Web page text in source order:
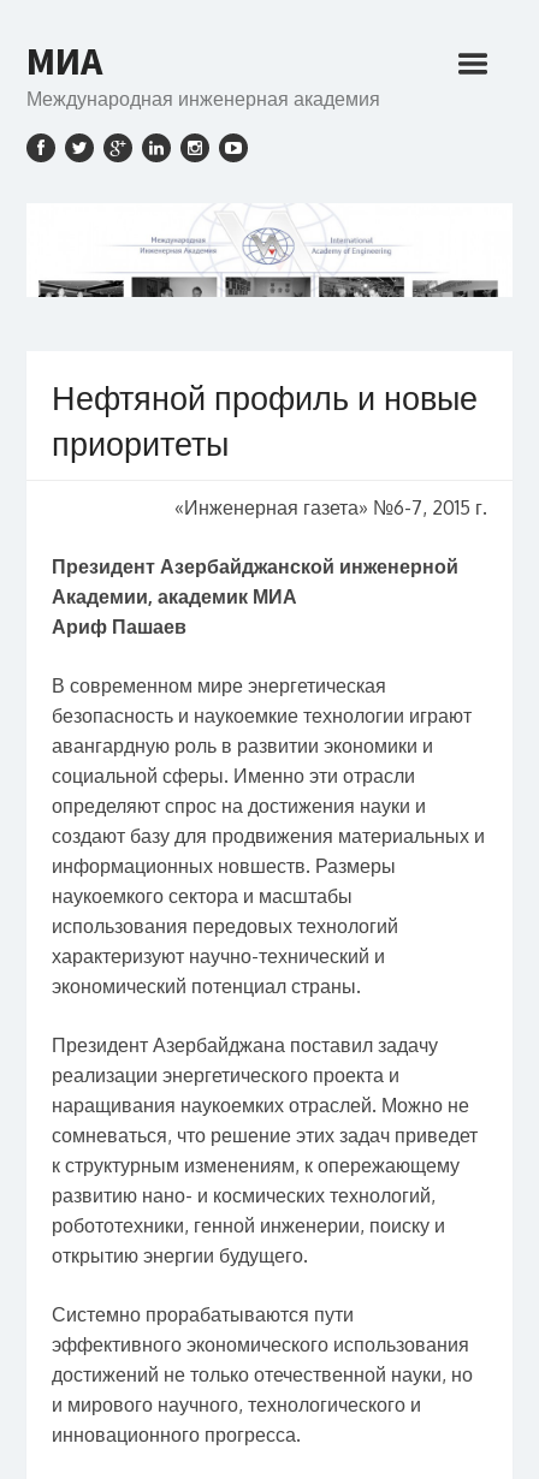
МИА
Международная инженерная академия
Нефтяной профиль и новые
приоритеты
«Инженерная газета» №6-7, 2015 г.
Президент Азербайджанской инженерной
Академии, академик МИА
Ариф Пашаев
В современном мире энергетическая
безопасность и наукоемкие технологии играют
авангардную роль в развитии экономики и
социальной сферы. Именно эти отрасли
определяют спрос на достижения науки и
создают базу для продвижения материальных и
информационных новшеств. Размеры
наукоемкого сектора и масштабы
использования передовых технологий
характеризуют научно-технический и
экономический потенциал страны.
Президент Азербайджана поставил задачу
реализации энергетического проекта и
наращивания наукоемких отраслей. Можно не
сомневаться, что решение этих задач приведет
к структурным изменениям, к опережающему
развитию нано- и космических технологий,
робототехники, генной инженерии, поиску и
открытию энергии будущего.
Системно прорабатываются пути
эффективного экономического использования
достижений не только отечественной науки, но
и мирового научного, технологического и
инновационного прогресса.